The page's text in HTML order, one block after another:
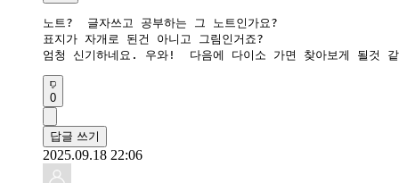
노트?  글자쓰고 공부하는 그 노트인가요?
표지가 자개로 된건 아니고 그림인거죠?
엄청 신기하네요. 우와!  다음에 다이소 가면 찾아보게 될것
0
답글 쓰기
2025.09.18 22:06